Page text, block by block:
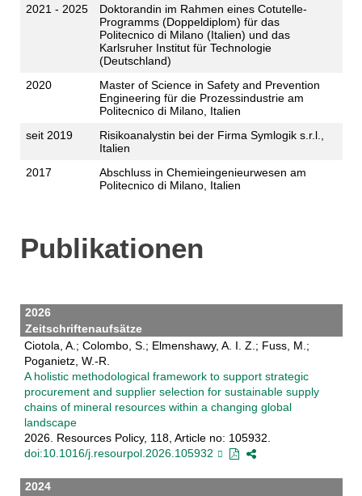
2021 - 2025
Doktorandin im Rahmen eines Cotutelle-
Programms (Doppeldiplom) für das
Politecnico di Milano (Italien) und das
Karlsruher Institut für Technologie
(Deutschland)
2020
Master of Science in Safety and Prevention
Engineering für die Prozessindustrie am
Politecnico di Milano, Italien
seit 2019
Risikoanalystin bei der Firma Symlogik s.r.l.,
Italien
2017
Abschluss in Chemieingenieurwesen am
Politecnico di Milano, Italien
Publikationen
2026
Zeitschriftenaufsätze
Ciotola, A.; Colombo, S.; Elmenshawy, A. I. Z.; Fuss, M.;
Poganietz, W.-R.
A holistic methodological framework to support strategic
procurement and supplier selection for sustainable supply
chains of mineral resources within a changing global
landscape
2026. Resources Policy, 118, Article no: 105932.
doi:10.1016/j.resourpol.2026.105932
2024